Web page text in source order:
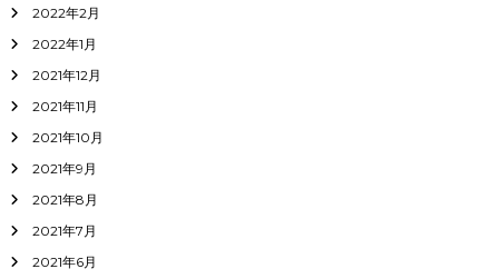
2022年2月
2022年1月
2021年12月
2021年11月
2021年10月
2021年9月
2021年8月
2021年7月
2021年6月